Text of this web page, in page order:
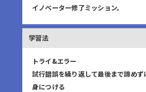
イノベーター修了ミッション。
トライ&エラー
試行錯誤を繰り返して最後まで諦めず
身につける